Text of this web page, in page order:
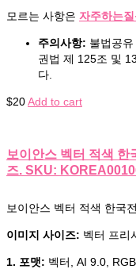
모르는 사항은 자주하는
주의사항: 불법공
권법 제 125조 및
다.
$20Add to cart
보이안스 벡터 적색 한
즈. SKU:
보이안스 벡터 적색 한국
이미지 사이즈: 벡터 프리
1. 포맷: 벡터, AI 9.0,